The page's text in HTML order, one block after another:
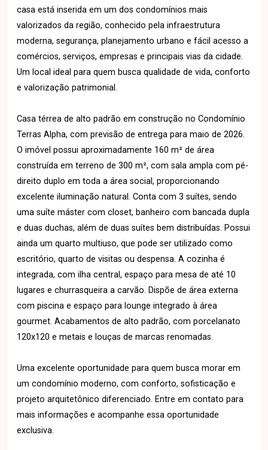
casa está inserida em um dos condomínios mais
valorizados da região, conhecido pela infraestrutura
moderna, segurança, planejamento urbano e fácil acesso a
comércios, serviços, empresas e principais vias da cidade.
Um local ideal para quem busca qualidade de vida, conforto
e valorização patrimonial.
Casa térrea de alto padrão em construção no Condomínio
Terras Alpha, com previsão de entrega para maio de 2026.
O imóvel possui aproximadamente 160 m² de área
construída em terreno de 300 m², com sala ampla com pé-
direito duplo em toda a área social, proporcionando
excelente iluminação natural. Conta com 3 suítes, sendo
uma suíte máster com closet, banheiro com bancada dupla
e duas duchas, além de duas suítes bem distribuídas. Possui
ainda um quarto multiuso, que pode ser utilizado como
escritório, quarto de visitas ou despensa. A cozinha é
integrada, com ilha central, espaço para mesa de até 10
lugares e churrasqueira a carvão. Dispõe de área externa
com piscina e espaço para lounge integrado à área
gourmet. Acabamentos de alto padrão, com porcelanato
120x120 e metais e louças de marcas renomadas.
Uma excelente oportunidade para quem busca morar em
um condomínio moderno, com conforto, sofisticação e
projeto arquitetônico diferenciado. Entre em contato para
mais informações e acompanhe essa oportunidade
exclusiva.